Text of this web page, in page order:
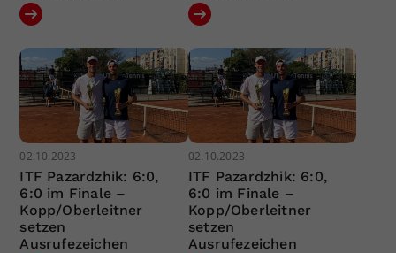
02.10.2023
ITF Pazardzhik: 6:0,
6:0 im Finale –
Kopp/Oberleitner
setzen
Ausrufezeichen
02.10.2023
ITF Pazardzhik: 6:0,
6:0 im Finale –
Kopp/Oberleitner
setzen
Ausrufezeichen